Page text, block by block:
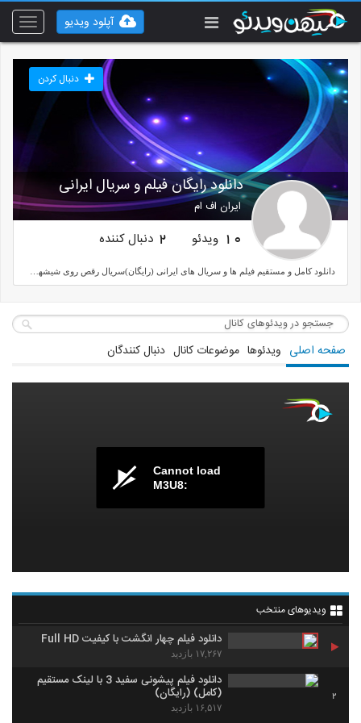
Toggle
آپلود ویدیو
دانلود رایگان فیلم و سریال ایرانی
ایران اف ام
دنبال کردن
10 ویدئو 2 دنبال کننده
صفحه اصلی ویدئوها موضوعات کانال دنبال کنندگان
Cannot load
M3U8:
ویدیوهای منتخب
دانلود فیلم چهار انگشت با کیفیت Full HD
۱۷,۲۶۷ بازدید
2
دانلود فیلم پیشونی سفید 3 با لینک مستقیم
(کامل) (رایگان)
۱۶,۵۱۷ بازدید